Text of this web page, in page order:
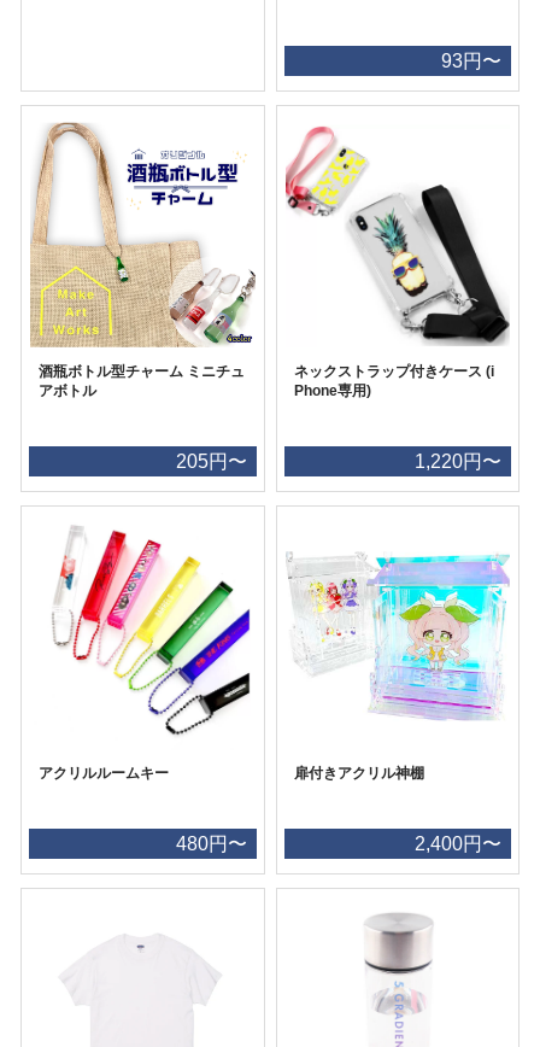
93円〜
酒瓶ボトル型チャーム ミニチュ
アボトル
205円〜
ネックストラップ付きケース (i
Phone専用)
1,220円〜
アクリルルームキー
480円〜
扉付きアクリル神棚
2,400円〜